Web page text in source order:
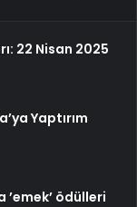
22 Nisan 2025
Yaptırım
’emek’ ödülleri